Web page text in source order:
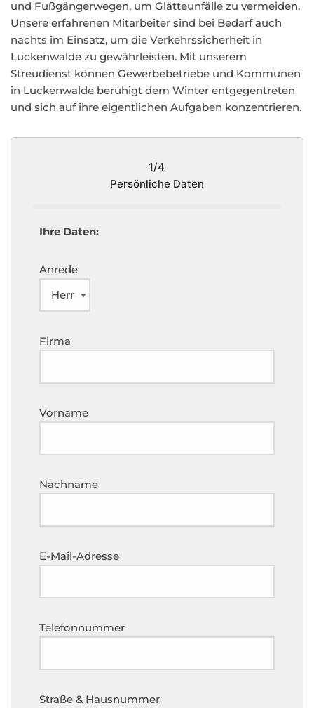
und Fußgängerwegen, um Glätteunfälle zu vermeiden.
Unsere erfahrenen Mitarbeiter sind bei Bedarf auch
nachts im Einsatz, um die Verkehrssicherheit in
Luckenwalde zu gewährleisten. Mit unserem
Streudienst können Gewerbebetriebe und Kommunen
in Luckenwalde beruhigt dem Winter entgegentreten
und sich auf ihre eigentlichen Aufgaben konzentrieren.
1/4
Persönliche Daten
Ihre Daten:
Anrede
Firma
Vorname
Nachname
E-Mail-Adresse
Telefonnummer
Straße & Hausnummer